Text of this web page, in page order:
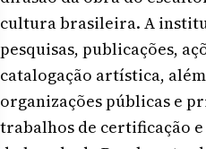
cultura brasileira. A
pesquisas, publicações,
catalogação artística,
organizações públicas e
trabalhos de certificação